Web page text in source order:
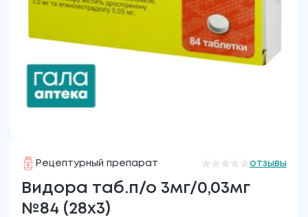
Рецептурный препарат отзывы
Видора таб.п/о 3мг/0,03мг
№84 (28х3)